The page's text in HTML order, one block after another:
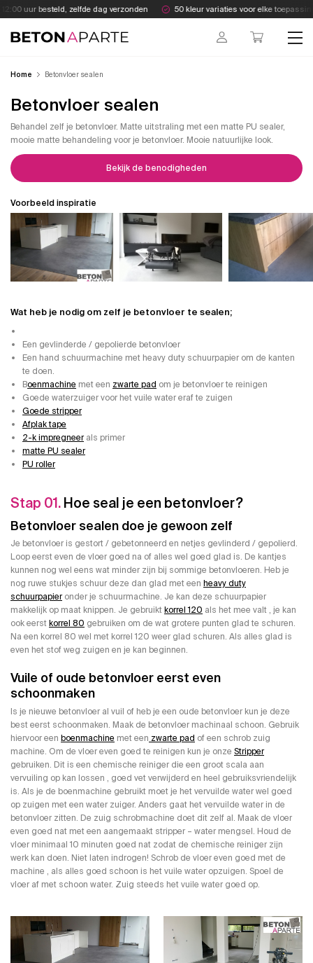
Skip
to
content
uur besteld, zelfde dag verzonden 50 kleur variaties voor elke toepassing
Beton Aparte
Home Betonvloer sealen
Betonvloer sealen
Behandel zelf je betonvloer. Matte uitstraling met een matte PU sealer,
mooie matte behandeling voor je betonvloer. Mooie natuurlijke look.
Bekijk de benodigheden
Voorbeeld inspiratie
Wat heb je nodig om zelf je betonvloer te sealen;
Een gevlinderde / gepolierde betonvloer
Een hand schuurmachine met heavy duty schuurpapier om de kanten
te doen.
Boenmachine met een zwarte pad om je betonvloer te reinigen
Goede waterzuiger voor het vuile water eraf te zuigen
Goede stripper
Afplak tape
2-k impregneerals primer
matte PU sealer
PU roller
Stap 01. Hoe seal je een betonvloer?
Betonvloer sealen doe je gewoon zelf
Je betonvloer is gestort / gebetonneerd en netjes gevlinderd / gepolierd.
Loop eerst even de vloer goed na of alles wel goed glad is. De kantjes
kunnen nog wel eens wat minder zijn bij sommige betonvloeren. Heb je
nog ruwe stukjes schuur deze dan glad met een heavy duty
schuurpapieronder je schuurmachine. Je kan deze schuurpapier
makkelijk op maat knippen. Je gebruiktkorrel 120 als het mee valt , je kan
ook eerstkorrel 80 gebruiken om de wat grotere punten glad te schuren.
Na een korrel 80 wel met korrel 120 weer glad schuren. Als alles glad is
even het stof weg zuigen en je kan beginnen.
Vuile of oude betonvloer eerst even
schoonmaken
Is je nieuwe betonvloer al vuil of heb je een oude betonvloer kun je deze
best eerst schoonmaken. Maak de betonvloer machinaal schoon. Gebruik
hiervoor een boenmachine met een zwarte pad of een schrob zuig
machine. Om de vloer even goed te reinigen kun je onze Stripper
gebruiken. Dit is een chemische reiniger die een groot scala aan
vervuiling op kan lossen , goed vet verwijderd en heel gebruiksvriendelijk
is. Als je de boenmachine gebruikt moet je het vervuilde water wel goed
op zuigen met een water zuiger. Anders gaat het vervuilde water in de
betonvloer zitten. De zuig schrobmachine doet dit zelf al. Maak de vloer
even goed nat met een aangemaakt stripper – water mengsel. Houd de
vloer minimaal 10 minuten goed nat zodat de chemische reiniger zijn
werk kan doen. Niet laten indrogen! Schrob de vloer even goed met de
machine , als alles goed schoon is het vuile water opzuigen. Spoel de
vloer af met schoon water. Zuig steeds het vuile water goed op.